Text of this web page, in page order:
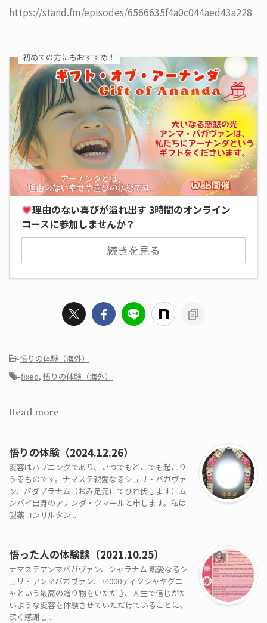
https://stand.fm/episodes/6566635f4a0c044aed43a228
初めての方にもおすすめ！
理由のない喜びが溢れ出す 3時間のオンライン
コースに参加しませんか？
続きを見る
-悟りの体験（海外）
-fixed, 悟りの体験（海外）
Read more
悟りの体験（2024.12.26）
変容はハプニングであり、いつでもどこでも起こり
うるものです。ナマステ親愛なるシュリ・バガヴァ
ン、パダプラナム（おみ足元にてひれ伏します）ム
ンバイ出身のアナンダ・クマールと申します。私は
製薬コンサルタン ...
悟った人の体験談（2021.10.25）
ナマステアンマバガヴァン、シャラナム 親愛なるシ
ュリ・アンマバガヴァン、74000ディクシャヤグニ
ャという最高の贈り物をいただき、人生で信じがた
いような変容を体験させていただけていることに、
深く感謝し ...